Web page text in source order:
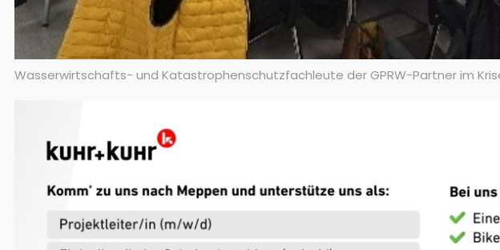
Wasserwirtschafts- und Katastrophenschutzfachleute der GPRW-Partner im